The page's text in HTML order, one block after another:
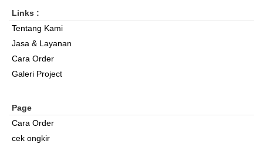
Links :
Tentang Kami
Jasa & Layanan
Cara Order
Galeri Project
Page
Cara Order
cek ongkir